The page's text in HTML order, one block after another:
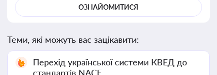
ОЗНАЙОМИТИСЯ
Теми, які можуть вас зацікавити:
Перехід української системи КВЕД до
стандартів NACE